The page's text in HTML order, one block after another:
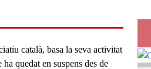
català, basa la seva activitat
quedat en suspens des de